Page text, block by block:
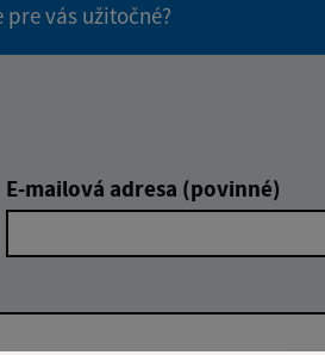
vás užitočné?
E-mailová adresa (povinné)